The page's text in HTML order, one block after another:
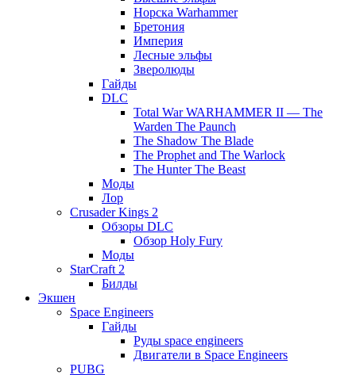
Норска Warhammer
Бретония
Империя
Лесные эльфы
Зверолюды
Гайды
DLC
Total War WARHAMMER II — The
Warden The Paunch
The Shadow The Blade
The Prophet and The Warlock
The Hunter The Beast
Моды
Лор
Crusader Kings 2
Обзоры DLC
Обзор Holy Fury
Моды
StarCraft 2
Билды
Экшен
Space Engineers
Гайды
Руды space engineers
Двигатели в Space Engineers
PUBG